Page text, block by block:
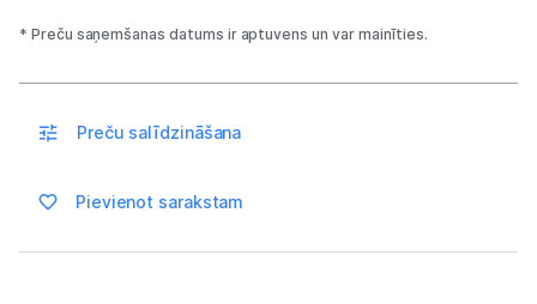
Uzņēmumiem
Tet pakalpojumi
Kontakti
* Preču saņemšanas datums ir aptuvens un var mainīties.
Preču salīdzināšana
Pievienot sarakstam